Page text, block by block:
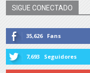
SIGUE CONECTADO
35,626 Fans
7,693 Seguidores